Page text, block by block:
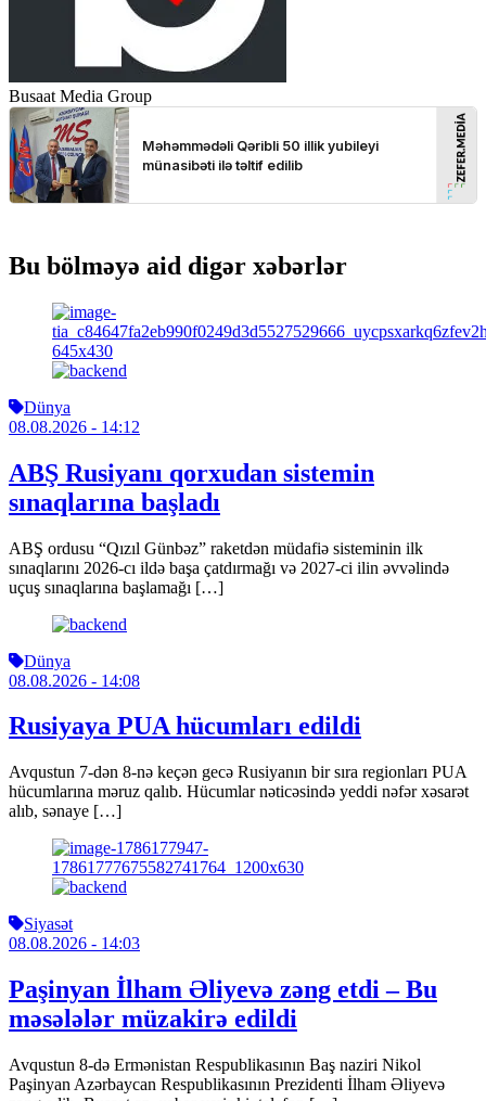
Busaat Media Group
Bu bölməyə aid digər xəbərlər
Dünya
08.08.2026 - 14:12
ABŞ Rusiyanı qorxudan sistemin
sınaqlarına başladı
ABŞ ordusu “Qızıl Günbəz” raketdən müdafiə sisteminin ilk
sınaqlarını 2026-cı ildə başa çatdırmağı və 2027-ci ilin əvvəlində
uçuş sınaqlarına başlamağı […]
Dünya
08.08.2026 - 14:08
Rusiyaya PUA hücumları edildi
Avqustun 7-dən 8-nə keçən gecə Rusiyanın bir sıra regionları PUA
hücumlarına məruz qalıb. Hücumlar nəticəsində yeddi nəfər xəsarət
alıb, sənaye […]
Siyasət
08.08.2026 - 14:03
Paşinyan İlham Əliyevə zəng etdi – Bu
məsələlər müzakirə edildi
Avqustun 8-də Ermənistan Respublikasının Baş naziri Nikol
Paşinyan Azərbaycan Respublikasının Prezidenti İlham Əliyevə